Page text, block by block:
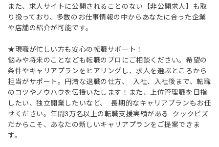
また、求人サイトに公開されることのない【非公開求人】も取
り扱っており、多数のお仕事情報の中からあなたに合った企業
や店舗の紹介が可能です。
★現職が忙しい方も安心の転職サポート！
悩みや将来のことなども転職のプロにご相談ください。希望の
条件やキャリアプランをヒアリングし、求人を選ぶところから
担当がサポート。円満な退職の仕方、 入社、入社後まで、転職
のコツやノウハウを伝授いたします！また、上位管理職を目指
したい、独立開業したいなど、 長期的なキャリアプランもお任
せください。年間3万名以上の転職支援実績がある クックビズ
だからこそ、あなたの新しいキャリアプランをご提案できま
す。